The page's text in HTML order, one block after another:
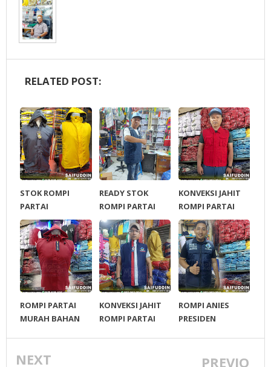
RELATED POST:
STOK ROMPI
PARTAI
READY STOK
ROMPI PARTAI
NASDEM MURAH
MERIAH
KONVEKSI JAHIT
ROMPI PARTAI
ROMPI PARTAI
MURAH BAHAN
KONVEKSI JAHIT
ROMPI PARTAI
ROMPI ANIES
PRESIDEN
NEXT PREVIO